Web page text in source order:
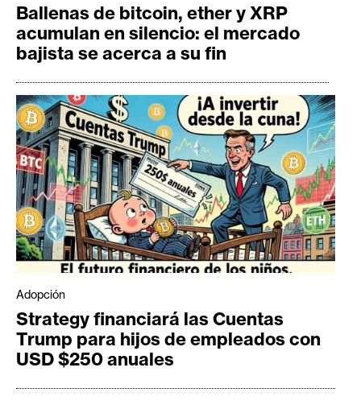
Ballenas de bitcoin, ether y XRP
acumulan en silencio: el mercado
bajista se acerca a su fin
Adopción
Strategy financiará las Cuentas
Trump para hijos de empleados con
USD $250 anuales